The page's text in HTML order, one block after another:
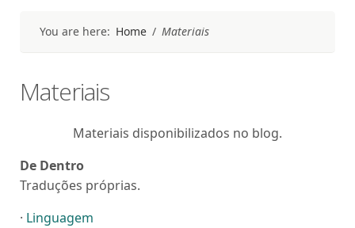
You are here: Home / Materiais
Materiais
Materiais disponibilizados no blog.
De Dentro
Traduções próprias.
· Linguagem